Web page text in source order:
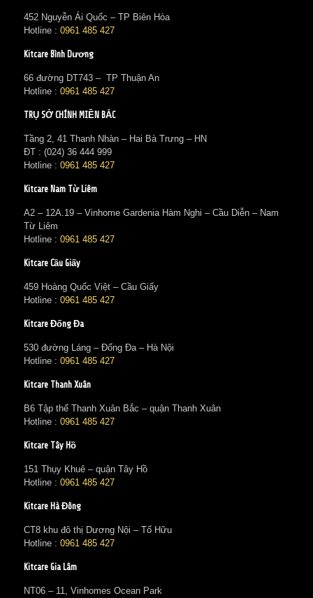
452 Nguyễn Ái Quốc – TP Biên Hòa
Hotline : 0961 485 427
Kitcare Bình Dương
66 đường DT743 – TP Thuận An
Hotline : 0961 485 427
TRỤ SỞ CHÍNH MIỀN BẮC
Tầng 2, 41 Thanh Nhàn – Hai Bà Trưng – HN
ĐT : (024) 36 444 999
Hotline : 0961 485 427
Kitcare Nam Từ Liêm
A2 – 12A.19 – Vinhome Gardenia Hàm Nghi – Cầu Diễn – Nam
Từ Liêm
Hotline : 0961 485 427
Kitcare Cầu Giấy
459 Hoàng Quốc Việt – Cầu Giấy
Hotline : 0961 485 427
Kitcare Đống Đa
530 đường Láng – Đống Đa – Hà Nội
Hotline : 0961 485 427
Kitcare Thanh Xuân
B6 Tập thể Thanh Xuân Bắc – quận Thanh Xuân
Hotline : 0961 485 427
Kitcare Tây Hồ
151 Thụy Khuê – quận Tây Hồ
Hotline : 0961 485 427
Kitcare Hà Đông
CT8 khu đô thị Dương Nội – Tố Hữu
Hotline : 0961 485 427
Kitcare Gia Lâm
NT06 – 11, Vinhomes Ocean Park